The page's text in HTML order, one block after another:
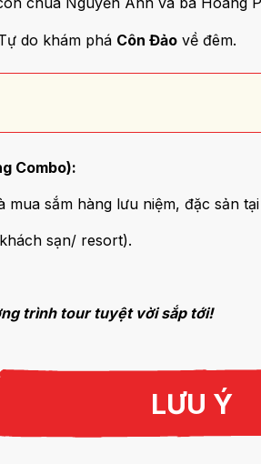
do khám phá Côn Đảo về đêm.
Combo):
sắm hàng lưu niệm, đặc sản
sạn/ resort).
trình tour tuyệt vời sắp tới!
LƯU Ý